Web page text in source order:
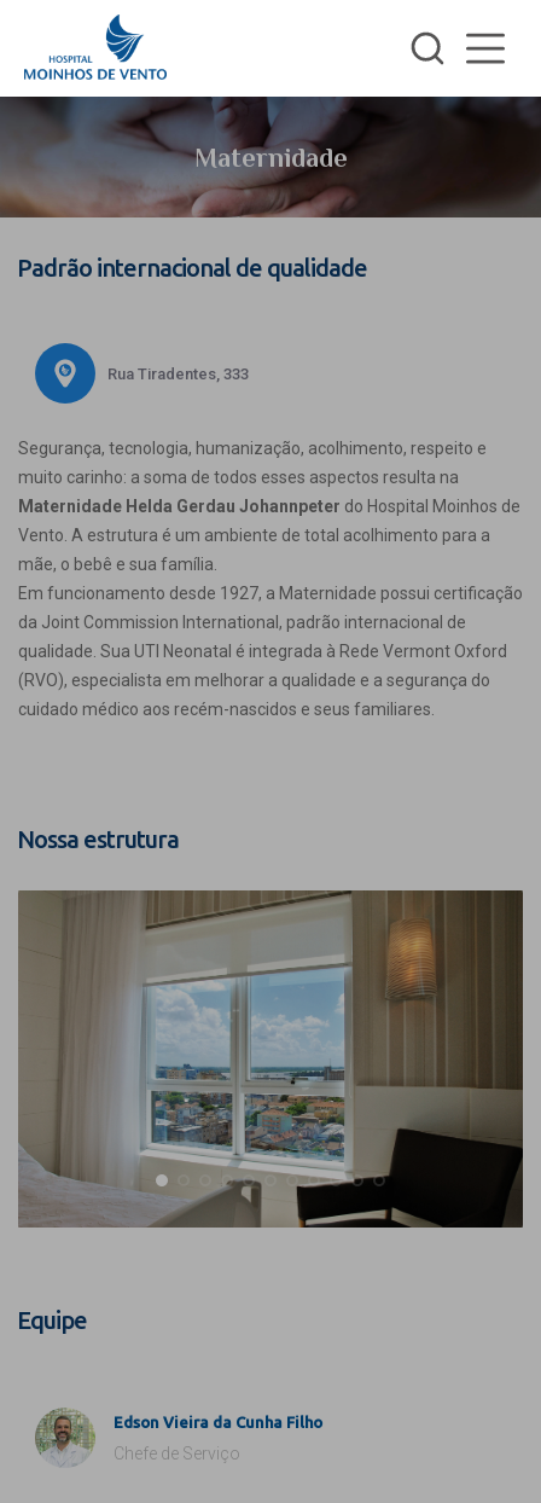
Maternidade
Padrão internacional de qualidade
Rua Tiradentes, 333
Segurança, tecnologia, humanização, acolhimento, respeito e
muito carinho: a soma de todos esses aspectos resulta na
Maternidade Helda Gerdau Johannpeter do Hospital Moinhos de
Vento. A estrutura é um ambiente de total acolhimento para a
mãe, o bebê e sua família.
Em funcionamento desde 1927, a Maternidade possui certificação
da Joint Commission International, padrão internacional de
qualidade. Sua UTI Neonatal é integrada à Rede Vermont Oxford
(RVO), especialista em melhorar a qualidade e a segurança do
cuidado médico aos recém-nascidos e seus familiares.
Nossa estrutura
Equipe
Edson Vieira da Cunha Filho
Chefe de Serviço